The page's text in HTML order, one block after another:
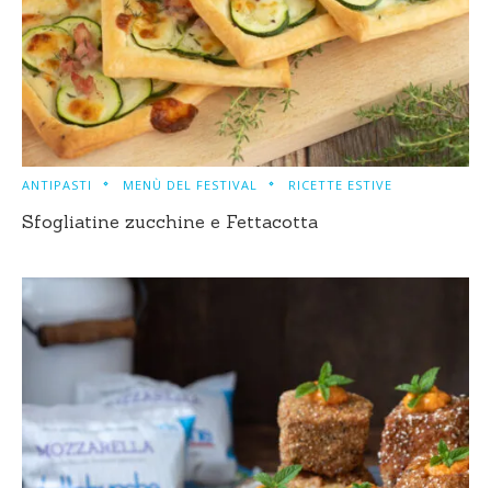
ANTIPASTI MENÙ DEL FESTIVAL RICETTE ESTIVE
Sfogliatine zucchine e Fettacotta